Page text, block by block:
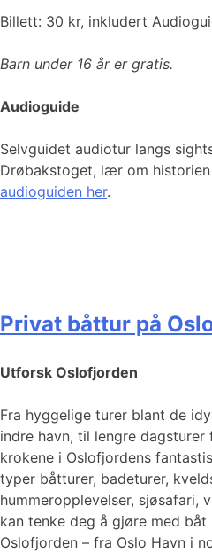
Billett: 30 kr, inkludert
Barn under 16 år er gratis.
Audioguide
Selvguidet audiotur langs
Drøbakstoget, lær om
audioguiden her.
Privat båttur på
Utforsk Oslofjorden
Fra hyggelige turer blant de
indre havn, til lengre
krokene i Oslofjordens
typer båtturer, badeturer,
hummeropplevelser, sjøsafari,
kan tenke deg å gjøre med båt
Oslofjorden – fra Oslo Havn i